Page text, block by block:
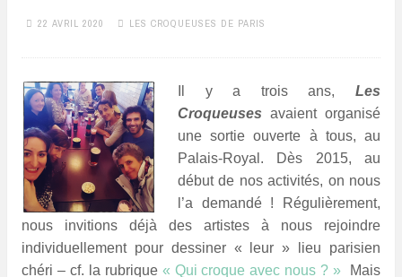
22 AVRIL 2020 LES CROQUEUSES DE PARIS
Il ya trois ans,Les
Croqueuses avaient organisé
une sortie ouverte à tous, au
Palais-Royal. Dès 2015, au
début de nos activités, on nous
l’a demandé ! Régulièrement,
nous invitions déjà des artistes à nous rejoindre
individuellement pour dessiner « leur » lieu parisien
chéri – cf. la rubrique « Qui croque avec nous ? » Mais